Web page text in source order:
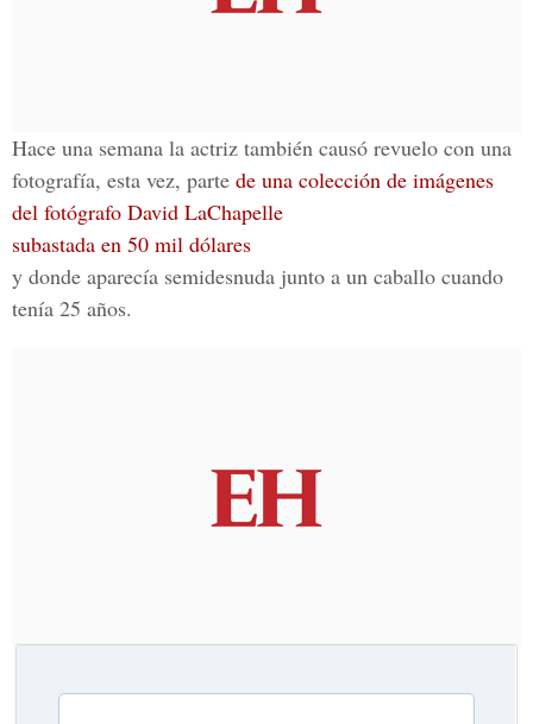
Hace una semana la actriz también causó revuelo con una
fotografía, esta vez, parte de una colección de imágenes
del fotógrafo David LaChapelle
subastada en 50 mil dólares
y donde aparecía semidesnuda junto a un caballo cuando
tenía 25 años.